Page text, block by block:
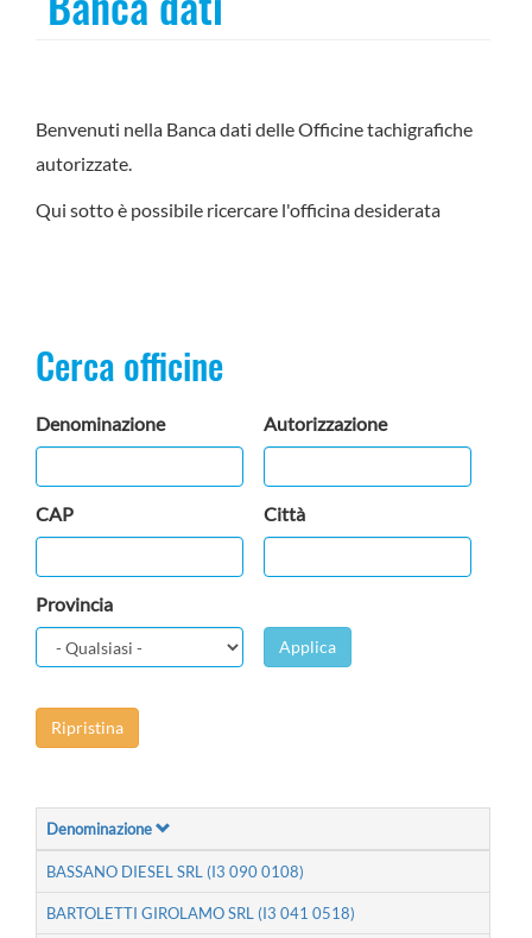
Benvenuti nella Banca dati delle Officine tachigrafiche
autorizzate.
Qui sotto è possibile ricercare l'officina desiderata
Cerca officine
Denominazione Autorizzazione
CAP Città
Provincia
Applica
Ripristina
Denominazione
BASSANO DIESEL SRL (I3 090 0108)
BARTOLETTI GIROLAMO SRL (I3 041 0518)